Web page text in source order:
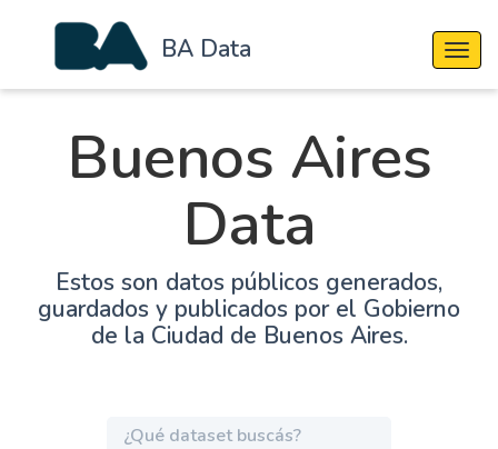
BA Data
Buenos Aires
Data
Estos son datos públicos generados,
guardados y publicados por el Gobierno
de la Ciudad de Buenos Aires.